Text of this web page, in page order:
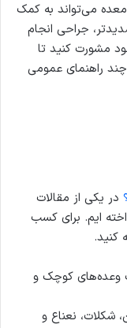
می‌تواند به کمک
جراحی انجام
مشورت کنید تا
راهنمای عمومی
در یکی از مقالات
ایم. برای کسب
کنید.
وعده‌های کوچک و
شکلات، نعناع و